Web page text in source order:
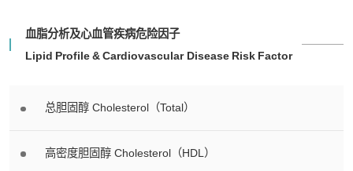
血脂分析及心血管疾病危险因子
Lipid Profile & Cardiovascular Disease Risk Factor
总胆固醇 Cholesterol（Total）
高密度胆固醇 Cholesterol（HDL）